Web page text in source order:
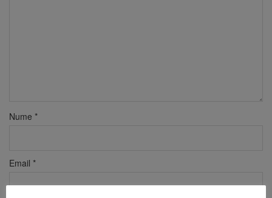
Nume *
Email *